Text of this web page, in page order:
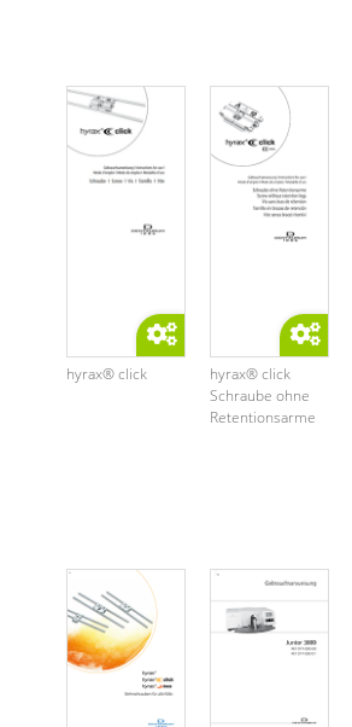
hyrax® click
hyrax® click
Schraube ohne
Retentionsarme